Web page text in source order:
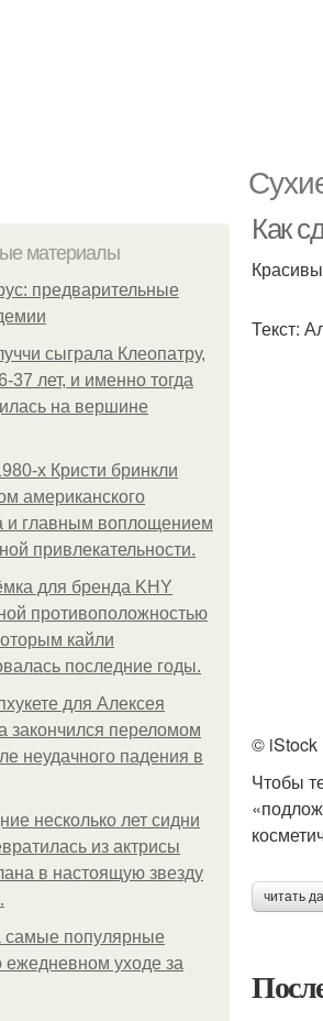
материалы
предварительные
сыграла Клеопатру,
37 лет, и именно тогда
на вершине
х Кристи бринкли
американского
и главным воплощением
привлекательности.
для бренда KHY
противоположностью
кайли
последние годы.
для Алексея
закончился переломом
неудачного падения в
несколько лет сидни
из актрисы
в настоящую звезду
самые популярные
ежедневном уходе за
Как
Текст:
© iStock
Чтобы
читать